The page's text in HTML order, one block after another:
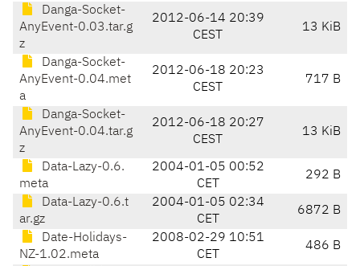
Danga-Socket-
AnyEvent-0.03.tar.g
z
2012-06-14 20:39
CEST
13 KiB
Danga-Socket-
AnyEvent-0.04.met
a
2012-06-18 20:23
CEST
717 B
Danga-Socket-
AnyEvent-0.04.tar.g
z
2012-06-18 20:27
CEST
13 KiB
Data-Lazy-0.6.
meta
2004-01-05 00:52
CET
292 B
Data-Lazy-0.6.t
ar.gz
2004-01-05 02:34
CET
6872 B
Date-Holidays-
NZ-1.02.meta
2008-02-29 10:51
CET
486 B